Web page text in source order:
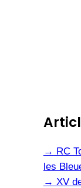
→ RC
les
→ XV